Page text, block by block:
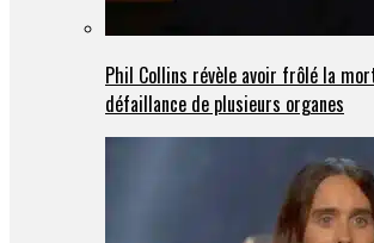
Phil Collins révèle avoir frôlé la
défaillance de plusieurs organes